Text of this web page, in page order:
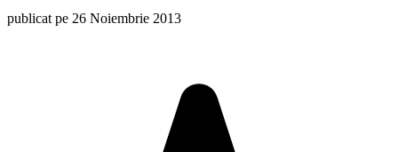
publicat pe 26 Noiembrie 2013